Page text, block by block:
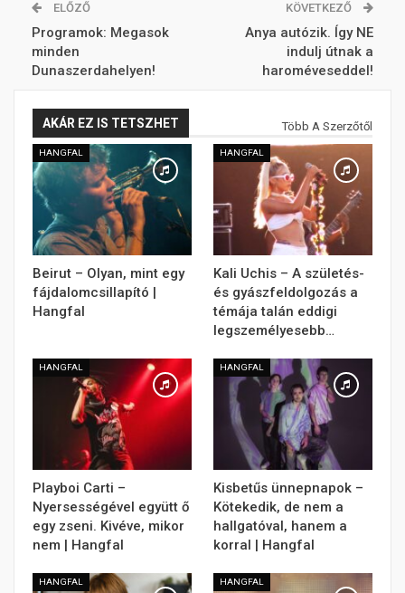
ELŐZŐ
Programok: Megasok
minden
Dunaszerdahelyen!
KÖVETKEZŐ
Anya autózik. Így NE
indulj útnak a
haroméveseddel!
AKÁR EZ IS TETSZHET Több A Szerzőtől
HANGFAL
Beirut – Olyan, mint egy
fájdalomcsillapító |
Hangfal
HANGFAL
Kali Uchis – A születés-
és gyászfeldolgozás a
témája talán eddigi
legszemélyesebb…
HANGFAL
Playboi Carti –
Nyersességével együtt ő
egy zseni. Kivéve, mikor
nem | Hangfal
HANGFAL
Kisbetűs ünnepnapok –
Kötekedik, de nem a
hallgatóval, hanem a
korral | Hangfal
HANGFAL HANGFAL